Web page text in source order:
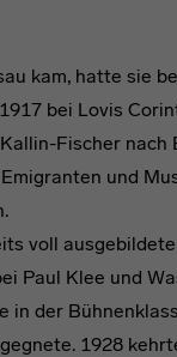
kam, hatte sie
bei Lovis
Fischer nach
und
voll
Paul Klee und
der
1928